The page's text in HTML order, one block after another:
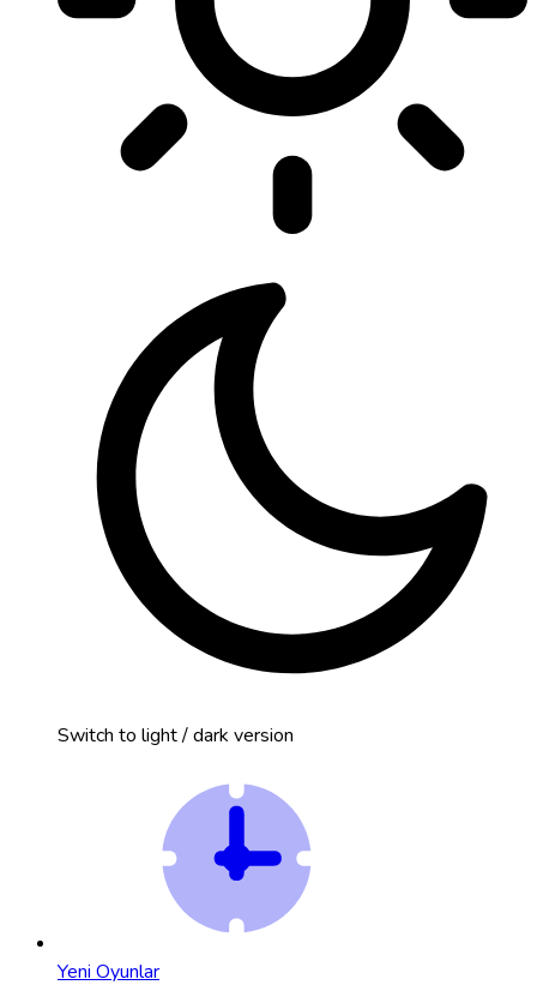
Switch to light / dark version
Yeni Oyunlar